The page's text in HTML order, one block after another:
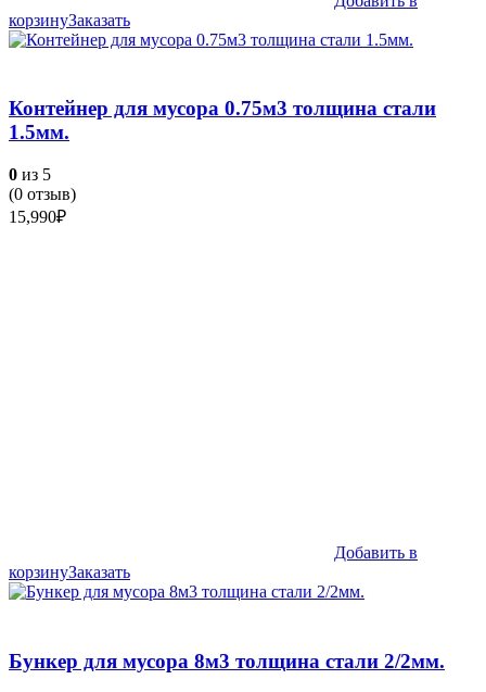
корзинуЗаказать
Контейнер для мусора 0.75м3 толщина стали
1.5мм.
0 из 5
(0 отзыв)
15,990₽
Добавить в
корзинуЗаказать
Бункер для мусора 8м3 толщина стали 2/2мм.